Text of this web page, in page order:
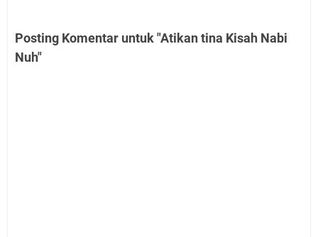
Posting Komentar untuk "Atikan tina Kisah Nabi
Nuh"